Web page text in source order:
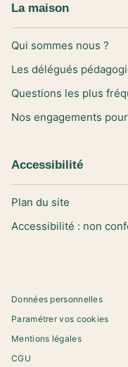
La maison
Qui sommes nous ?
Les délégués
Questions les plus
Nos engagements
Accessibilité
Plan du site
Accessibilité : non
Données personnelles
Paramétrer vos cookies
Mentions légales
CGU